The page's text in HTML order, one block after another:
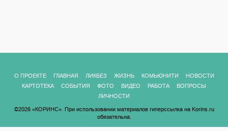
О ПРОЕКТЕ ГЛАВНАЯ ЛИКБЕЗ ЖИЗНЬ КОМЬЮНИТИ
НОВОСТИ
КАРТОТЕКА
СОБЫТИЯ ФОТО ВИДЕО РАБОТА
ВОПРОСЫ
ЛИЧНОСТИ
©2026 «КОРИНС». При использовании материалов гиперссылка на Korins.ru
обязательна.